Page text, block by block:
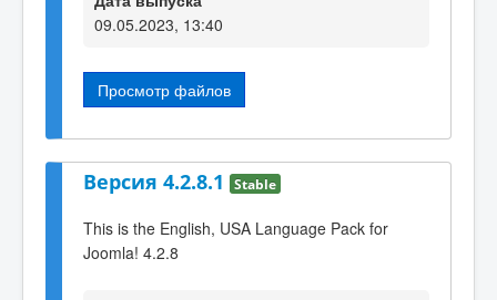
09.05.2023, 13:40
Просмотр файлов
Версия 4.2.8.1 Stable
This is the English, USA Language Pack for
Joomla! 4.2.8